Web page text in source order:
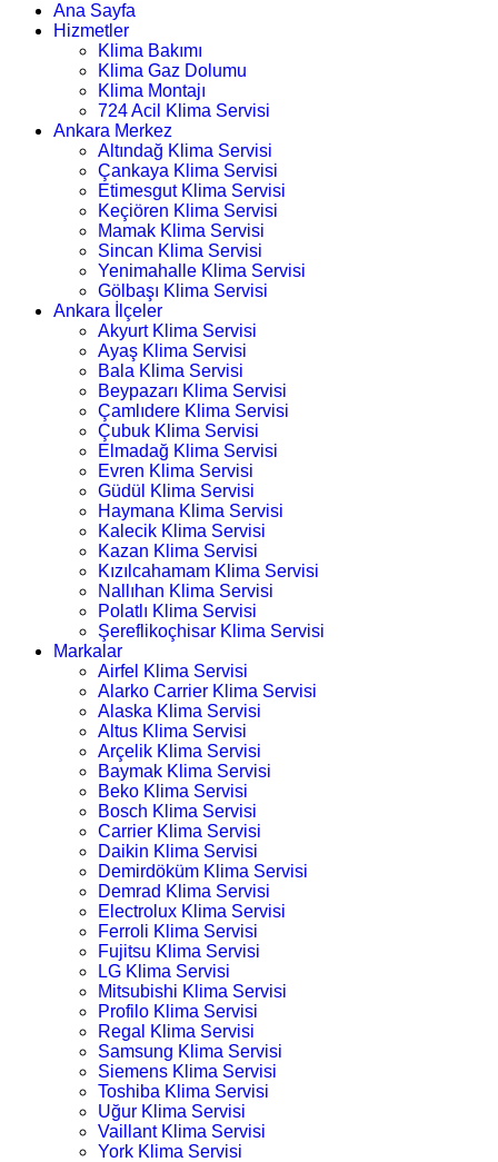
Ana Sayfa
Hizmetler
Klima Bakımı
Klima Gaz Dolumu
Klima Montajı
724 Acil Klima Servisi
Ankara Merkez
Altındağ Klima Servisi
Çankaya Klima Servisi
Etimesgut Klima Servisi
Keçiören Klima Servisi
Mamak Klima Servisi
Sincan Klima Servisi
Yenimahalle Klima Servisi
Gölbaşı Klima Servisi
Ankara İlçeler
Akyurt Klima Servisi
Ayaş Klima Servisi
Bala Klima Servisi
Beypazarı Klima Servisi
Çamlıdere Klima Servisi
Çubuk Klima Servisi
Elmadağ Klima Servisi
Evren Klima Servisi
Güdül Klima Servisi
Haymana Klima Servisi
Kalecik Klima Servisi
Kazan Klima Servisi
Kızılcahamam Klima Servisi
Nallıhan Klima Servisi
Polatlı Klima Servisi
Şereflikoçhisar Klima Servisi
Markalar
Airfel Klima Servisi
Alarko Carrier Klima Servisi
Alaska Klima Servisi
Altus Klima Servisi
Arçelik Klima Servisi
Baymak Klima Servisi
Beko Klima Servisi
Bosch Klima Servisi
Carrier Klima Servisi
Daikin Klima Servisi
Demirdöküm Klima Servisi
Demrad Klima Servisi
Electrolux Klima Servisi
Ferroli Klima Servisi
Fujitsu Klima Servisi
LG Klima Servisi
Mitsubishi Klima Servisi
Profilo Klima Servisi
Regal Klima Servisi
Samsung Klima Servisi
Siemens Klima Servisi
Toshiba Klima Servisi
Uğur Klima Servisi
Vaillant Klima Servisi
York Klima Servisi